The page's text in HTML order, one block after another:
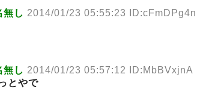
無し 2014/01/23 05:55:23 ID:cFmDPg4n
無し 2014/01/23 05:57:12 ID:MbBVxjnA
とやで